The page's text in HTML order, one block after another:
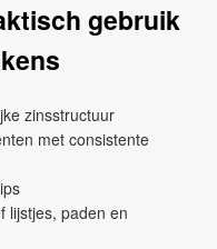
gebruik
zinsstructuur
met consistente
lijstjes, paden en